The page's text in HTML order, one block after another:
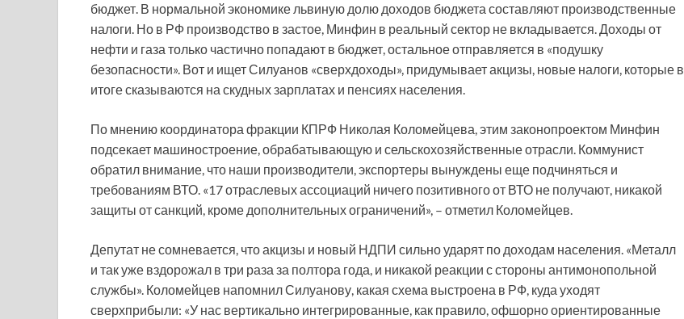
бюджет. В нормальной экономике львиную долю доходов бюджета составляют производственные
налоги. Но в РФ производство в застое, Минфин в реальный сектор не вкладывается. Доходы от
нефти и газа только частично попадают в бюджет, остальное отправляется в «подушку
безопасности». Вот и ищет Силуанов «сверхдоходы», придумывает акцизы, новые налоги, которые в
итоге сказываются на скудных зарплатах и пенсиях населения.
По мнению координатора фракции КПРФ Николая Коломейцева, этим законопроектом Минфин
подсекает машиностроение, обрабатывающую и сельскохозяйственные отрасли. Коммунист
обратил внимание, что наши производители, экспортеры вынуждены еще подчиняться и
требованиям ВТО. «17 отраслевых ассоциаций ничего позитивного от ВТО не получают, никакой
защиты от санкций, кроме дополнительных ограничений», – отметил Коломейцев.
Депутат не сомневается, что акцизы и новый НДПИ сильно ударят по доходам населения. «Металл
и так уже вздорожал в три раза за полтора года, и никакой реакции с стороны антимонопольной
службы». Коломейцев напомнил Силуанову, какая схема выстроена в РФ, куда уходят
сверхприбыли: «У нас вертикально интегрированные, как правило, офшорно ориентированные